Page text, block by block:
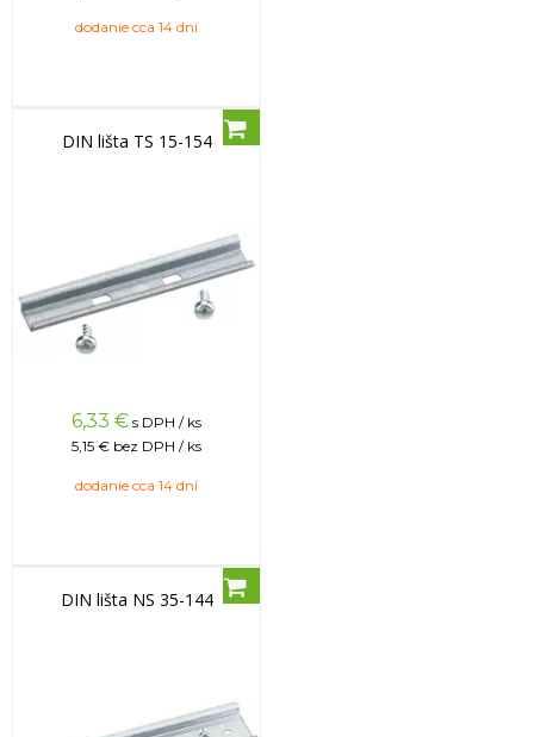
dodanie cca 14 dní
DIN lišta TS 15-154
6,33 € s DPH / ks
5,15 € bez DPH / ks
dodanie cca 14 dní
DIN lišta NS 35-144